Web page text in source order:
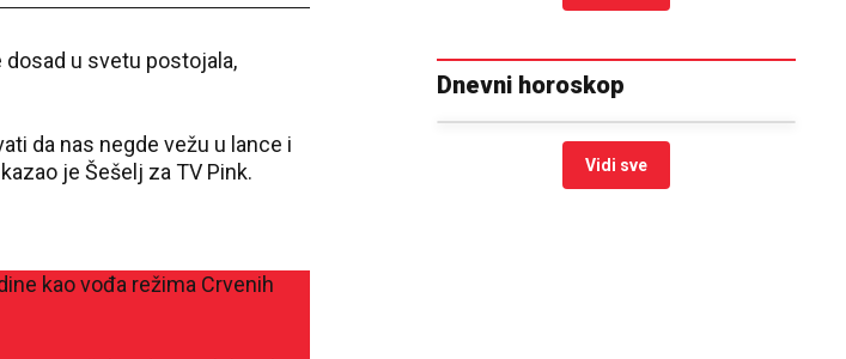
u svetu postojala,
da nas negde vežu u lance i
je Šešelj za TV Pink.
kao vođa režima Crvenih
Dnevni horoskop
Vidi sve